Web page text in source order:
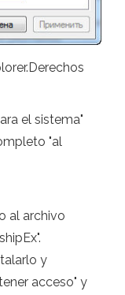
el sistema"
"al
al archivo
y
acceso" y